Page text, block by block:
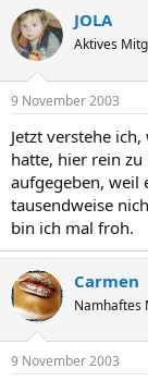
JOLA
Aktives
9 November 2003
Jetzt verstehe
hatte, hier rein
aufgegeben, weil
tausendweise
bin ich mal froh.
Carmen
Namhaftes
9 November 2003